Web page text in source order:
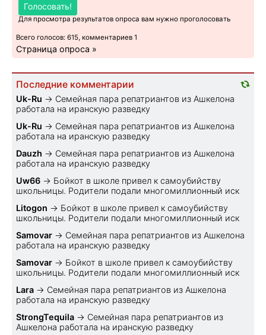
Голосовать!
Для просмотра результатов опроса вам нужно проголосовать
Всего голосов: 615, комментариев 1
Страница опроса »
Последние комментарии
Uk-Ru → Семейная пара репатриантов из Ашкелона
работала на иранскую разведку
Uk-Ru → Семейная пара репатриантов из Ашкелона
работала на иранскую разведку
Dauzh → Семейная пара репатриантов из Ашкелона
работала на иранскую разведку
Uw66 → Бойкот в школе привел к самоубийству
школьницы. Родители подали многомиллионный иск
Litogon → Бойкот в школе привел к самоубийству
школьницы. Родители подали многомиллионный иск
Samovar → Семейная пара репатриантов из Ашкелона
работала на иранскую разведку
Samovar → Бойкот в школе привел к самоубийству
школьницы. Родители подали многомиллионный иск
Lara → Семейная пара репатриантов из Ашкелона
работала на иранскую разведку
StrongTequila → Семейная пара репатриантов из
Ашкелона работала на иранскую разведку